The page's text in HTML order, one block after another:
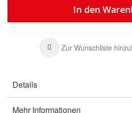
In den
Zur Wunschliste
Details
Mehr Informationen